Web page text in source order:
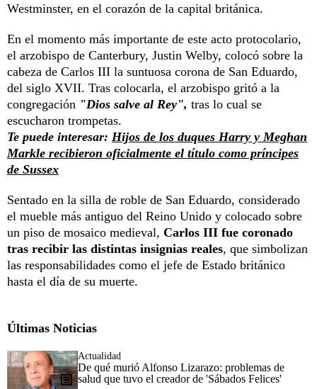
Westminster, en el corazón de la capital británica.
En el momento más importante de este acto protocolario,
el arzobispo de Canterbury, Justin Welby, colocó sobre la
cabeza de Carlos III la suntuosa corona de San Eduardo,
del siglo XVII. Tras colocarla, el arzobispo gritó a la
congregación "Dios salve al Rey", tras lo cual se
escucharon trompetas.
Te puede interesar: Hijos de los duques Harry y Meghan
Markle recibieron oficialmente el título como príncipes
de Sussex
Sentado en la silla de roble de San Eduardo, considerado
el mueble más antiguo del Reino Unido y colocado sobre
un piso de mosaico medieval, Carlos III fue coronado
tras recibir las distintas insignias reales, que simbolizan
las responsabilidades como el jefe de Estado británico
hasta el día de su muerte.
Últimas Noticias
Actualidad
De qué murió Alfonso Lizarazo: problemas de
salud que tuvo el creador de 'Sábados Felices'